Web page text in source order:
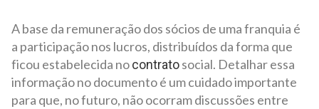
A base da remuneração dos sócios de uma franquia é
a participação nos lucros, distribuídos da forma que
ficou estabelecida nocontratosocial. Detalhar essa
informação no documento é um cuidado importante
para que, no futuro, não ocorram discussões entre